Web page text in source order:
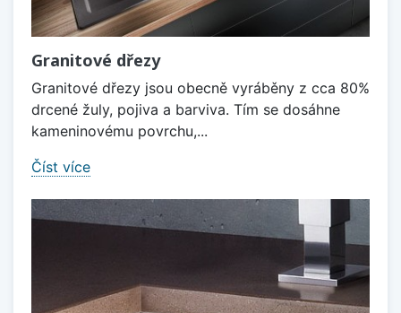
Granitové dřezy
Granitové dřezy jsou obecně vyráběny z cca 80%
drcené žuly, pojiva a barviva. Tím se dosáhne
kameninovému povrchu,...
Číst více